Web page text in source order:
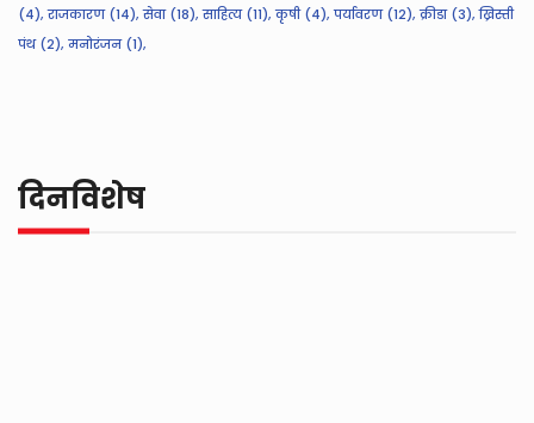
(4), राजकारण (14), सेवा (18), साहित्य (11), कृषी (4), पर्यावरण (12), क्रीडा (3), ख्रिस्ती
पंथ (2), मनोरंजन (1),
दिनविशेष